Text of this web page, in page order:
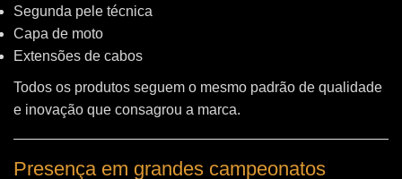
Segunda pele técnica
Capa de moto
Extensões de cabos
Todos os produtos seguem o mesmo padrão de qualidade
e inovação que consagrou a marca.
Presença em grandes campeonatos